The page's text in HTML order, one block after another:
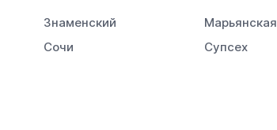
Знаменский
Марьянская
Сочи
Супсех